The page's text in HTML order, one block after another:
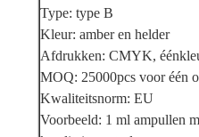
Type: type B
Kleur: amber en helder
Afdrukken: CMYK,
MOQ: 25000pcs voor één
Kwaliteitsnorm: EU
Voorbeeld: 1 ml ampullen